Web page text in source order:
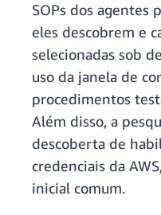
SOPs dos agentes
eles descobrem e
selecionadas sob
uso da janela de
procedimentos
Além disso, a
descoberta de
credenciais da
inicial comum.